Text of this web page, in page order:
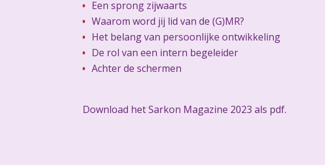
Een sprong zijwaarts
Waarom word jij lid van de (G)MR?
Het belang van persoonlijke ontwikkeling
De rol van een intern begeleider
Achter de schermen
Download het Sarkon Magazine 2023 als pdf.